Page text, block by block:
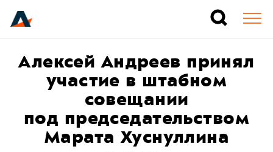
Алексей Андреев принял
участие в штабном
совещании
под председательством
Марата Хуснуллина